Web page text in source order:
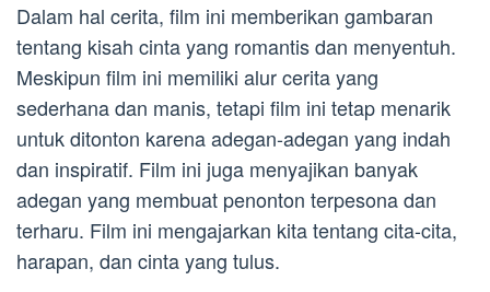
Dalam hal cerita, film ini memberikan gambaran
tentang kisah cinta yang romantis dan menyentuh.
Meskipun film ini memiliki alur cerita yang
sederhana dan manis, tetapi film ini tetap menarik
untuk ditonton karena adegan-adegan yang indah
dan inspiratif. Film ini juga menyajikan banyak
adegan yang membuat penonton terpesona dan
terharu. Film ini mengajarkan kita tentang cita-cita,
harapan, dan cinta yang tulus.